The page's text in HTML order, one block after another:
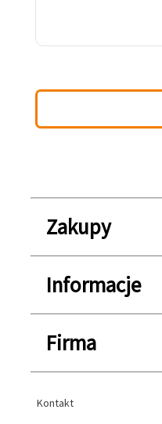
Zakupy
Informacje
Firma
Kontakt
Kontakt